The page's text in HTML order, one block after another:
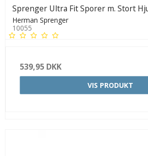
Sprenger Ultra Fit Sporer m. Stort
Herman Sprenger
10055
539,95 DKK
VIS PRODUKT